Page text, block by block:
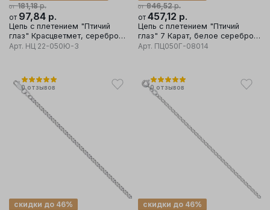
от 181,18р.
от 97,84 р.
Цепь с плетением "Птичий
глаз" Красцветмет, серебро
925 проба
Арт. НЦ 22-050Ю-3
от 846,52р.
от 457,12 р.
Цепь с плетением "Птичий
глаз" 7 Карат, белое серебро
925 проба
Арт. ПЦ050Г-08014
0 отзывов
скидки до 46%
0 отзывов
скидки до 46%